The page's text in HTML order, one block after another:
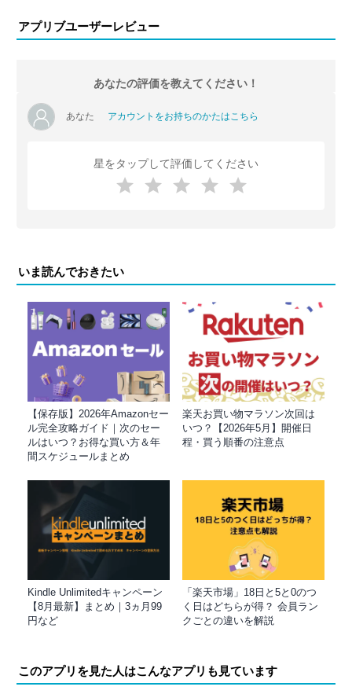
アプリブユーザーレビュー
あなたの評価を教えてください！
あなた アカウントをお持ちのかたはこちら
星をタップして評価してください
いま読んでおきたい
【保存版】2026年Amazonセー
ル完全攻略ガイド｜次のセー
ルはいつ？お得な買い方＆年
間スケジュールまとめ
楽天お買い物マラソン次回は
いつ？【2026年5月】開催日
程・買う順番の注意点
Kindle Unlimitedキャンペーン
【8月最新】まとめ｜3ヵ月99
円など
「楽天市場」18日と5と0のつ
く日はどちらが得？ 会員ラン
クごとの違いを解説
このアプリを見た人はこんなアプリも見ています